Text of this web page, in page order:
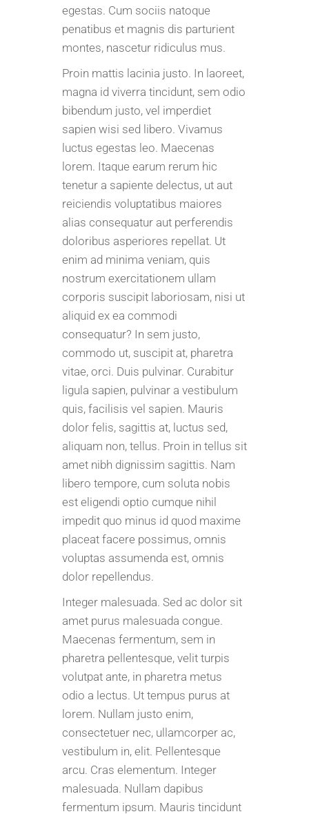
egestas. Cum sociis natoque
penatibus et magnis dis parturient
montes, nascetur ridiculus mus.
Proin mattis lacinia justo. In laoreet,
magna id viverra tincidunt, sem odio
bibendum justo, vel imperdiet
sapien wisi sed libero. Vivamus
luctus egestas leo. Maecenas
lorem. Itaque earum rerum hic
tenetur a sapiente delectus, ut aut
reiciendis voluptatibus maiores
alias consequatur aut perferendis
doloribus asperiores repellat. Ut
enim ad minima veniam, quis
nostrum exercitationem ullam
corporis suscipit laboriosam, nisi ut
aliquid ex ea commodi
consequatur? In sem justo,
commodo ut, suscipit at, pharetra
vitae, orci. Duis pulvinar. Curabitur
ligula sapien, pulvinar a vestibulum
quis, facilisis vel sapien. Mauris
dolor felis, sagittis at, luctus sed,
aliquam non, tellus. Proin in tellus sit
amet nibh dignissim sagittis. Nam
libero tempore, cum soluta nobis
est eligendi optio cumque nihil
impedit quo minus id quod maxime
placeat facere possimus, omnis
voluptas assumenda est, omnis
dolor repellendus.
Integer malesuada. Sed ac dolor sit
amet purus malesuada congue.
Maecenas fermentum, sem in
pharetra pellentesque, velit turpis
volutpat ante, in pharetra metus
odio a lectus. Ut tempus purus at
lorem. Nullam justo enim,
consectetuer nec, ullamcorper ac,
vestibulum in, elit. Pellentesque
arcu. Cras elementum. Integer
malesuada. Nullam dapibus
fermentum ipsum. Mauris tincidunt